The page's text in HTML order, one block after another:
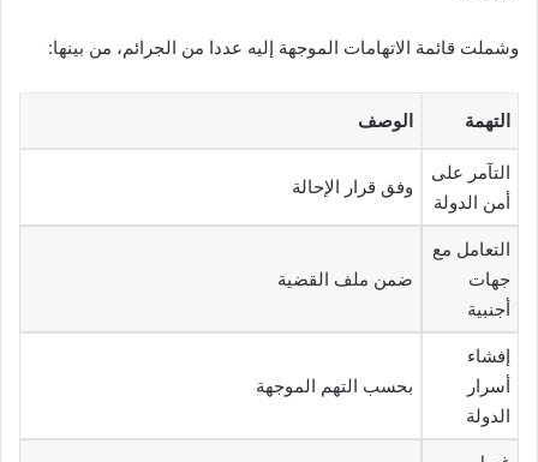
وشملت قائمة الاتهامات الموجهة إليه عددا من الجرائم، من بينها:
التهمة الوصف
التآمر على
أمن الدولة
وفق قرار الإحالة
التعامل مع
جهات
أجنبية
ضمن ملف القضية
إفشاء
أسرار
الدولة
بحسب التهم الموجهة